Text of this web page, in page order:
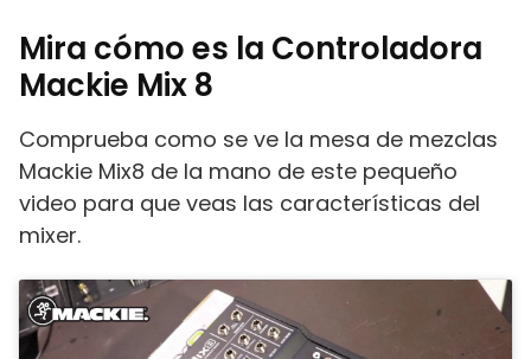
Mira cómo es la Controladora
Mackie Mix 8
Comprueba como se ve la mesa de mezclas
Mackie Mix8 de la mano de este pequeño
video para que veas las características del
mixer.